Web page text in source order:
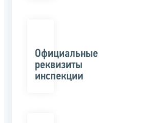
Официальные
реквизиты
инспекции